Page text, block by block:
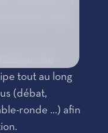
et de
de
tout au long
(débat,
ronde ...) afin